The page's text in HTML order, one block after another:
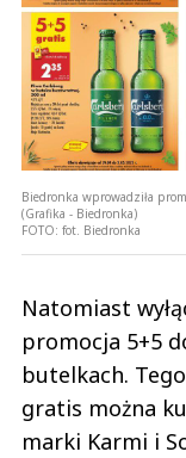
Biedronka wprowadziła
(Grafika - Biedronka)
FOTO: fot. Biedronka
Natomiast
promocja 5+5
butelkach.
gratis można
marki Karmi i